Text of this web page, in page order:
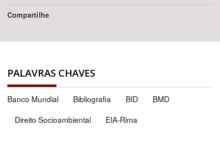
Compartilhe
PALAVRAS CHAVES
Banco Mundial Bibliografia BID
BMD
Direito Socioambiental
EIA-Rima